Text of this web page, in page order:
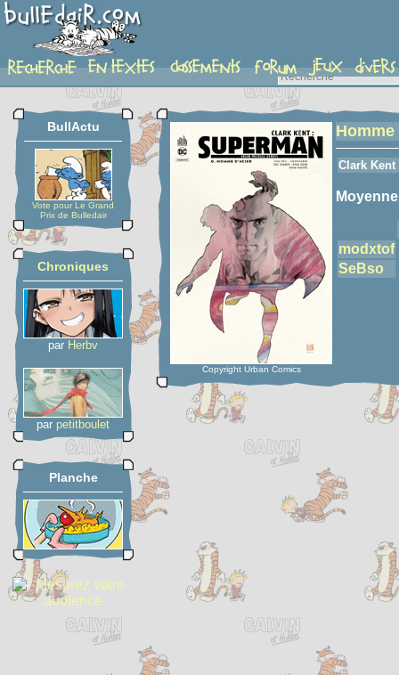
detail-etoiles
BullActu
Vote pour Le Grand
Prix de Bulledair
Chroniques
par Herbv
par petitboulet
Planche
Copyright Urban Comics
Clark
Moyenne
modxtof
SeBso